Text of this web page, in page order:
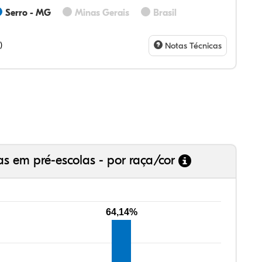
Serro - MG Minas Gerais Brasil
Notas Técnicas
em pré-escolas - por raça/cor
64,14%